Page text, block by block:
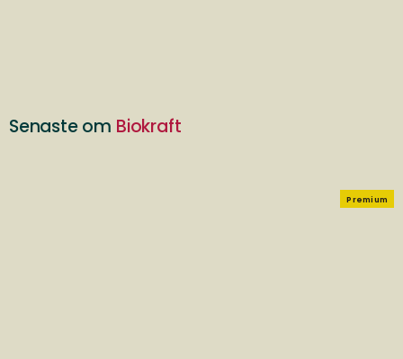
Senaste om Biokraft
Premium